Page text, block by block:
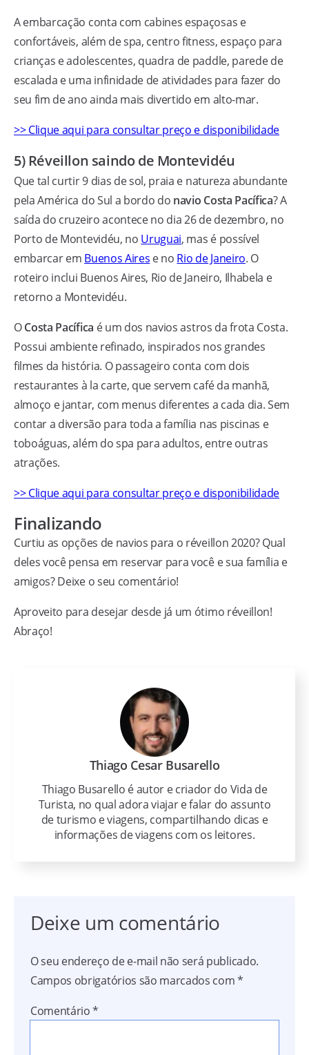
A embarcação conta com cabines espaçosas e
confortáveis, além de spa, centro fitness, espaço para
crianças e adolescentes, quadra de paddle, parede de
escalada e uma infinidade de atividades para fazer do
seu fim de ano ainda mais divertido em alto-mar.
>> Clique aqui para consultar preço e disponibilidade
5) Réveillon saindo de Montevidéu
Que tal curtir 9 dias de sol, praia e natureza abundante
pela América do Sul a bordo do navio Costa Pacífica? A
saída do cruzeiro acontece no dia 26 de dezembro, no
Porto de Montevidéu, no Uruguai, mas é possível
embarcar em Buenos Aires e no Rio de Janeiro. O
roteiro inclui Buenos Aires, Rio de Janeiro, Ilhabela e
retorno a Montevidéu.
OCosta Pacífica é um dos navios astros da frota Costa.
Possui ambiente refinado, inspirados nos grandes
filmes da história. O passageiro conta com dois
restaurantes à la carte, que servem café da manhã,
almoço e jantar, com menus diferentes a cada dia. Sem
contar a diversão para toda a família nas piscinas e
toboáguas, além do spa para adultos, entre outras
atrações.
>> Clique aqui para consultar preço e disponibilidade
Finalizando
Curtiu as opções de navios para o réveillon 2020? Qual
deles você pensa em reservar para você e sua família e
amigos? Deixe o seu comentário!
Aproveito para desejar desde já um ótimo réveillon!
Abraço!
Thiago Cesar Busarello
Thiago Busarello é autor e criador do Vida de
Turista, no qual adora viajar e falar do assunto
de turismo e viagens, compartilhando dicas e
informações de viagens com os leitores.
Deixe um comentário
O seu endereço de e-mail não será publicado.
Campos obrigatórios são marcados com*
Comentário*